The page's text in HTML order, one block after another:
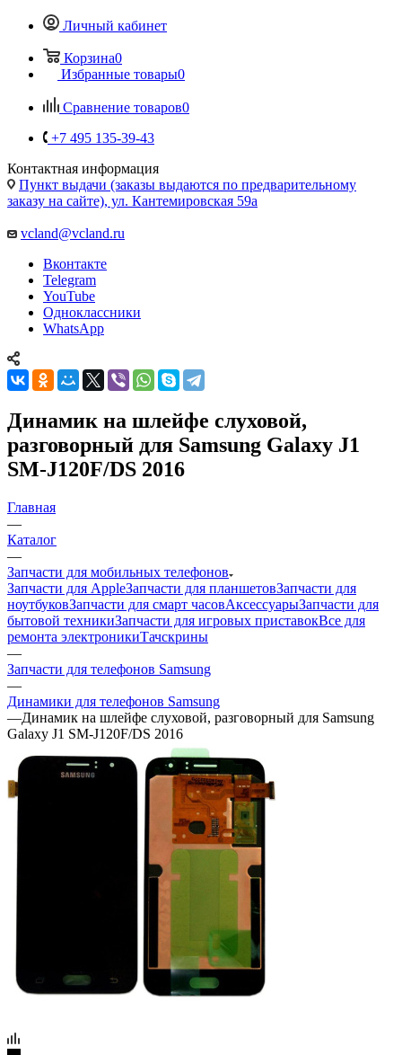
Личный кабинет
Корзина0
Избранные товары0
Сравнение товаров0
+7 495 135-39-43
Контактная информация
Пункт выдачи (заказы выдаются по предварительному
заказу на сайте), ул. Кантемировская 59а
vcland@vcland.ru
Вконтакте
Telegram
YouTube
Одноклассники
WhatsApp
Динамик на шлейфе слуховой,
разговорный для Samsung Galaxy J1
SM-J120F/DS 2016
Главная
—
Каталог
—
Запчасти для мобильных телефонов
Запчасти для AppleЗапчасти для планшетовЗапчасти для
ноутбуковЗапчасти для смарт часовАксессуарыЗапчасти для
бытовой техникиЗапчасти для игровых приставокВсе для
ремонта электроникиТачскрины
—
Запчасти для телефонов Samsung
—
Динамики для телефонов Samsung
—Динамик на шлейфе слуховой, разговорный для Samsung
Galaxy J1 SM-J120F/DS 2016